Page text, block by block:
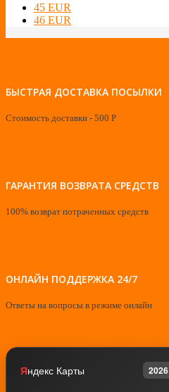
45 EUR
46 EUR
БЫСТРАЯ ДОСТАВКА ПОСЫЛКИ
Стоимость доставки - 500 Р
ГАРАНТИЯ ВОЗВРАТА СРЕДСТВ
100% возврат потраченных средств
ОНЛАЙН ПОДДЕРЖКА 24/7
Ответы на вопросы в режиме онлайн
Яндекс Карты 2026